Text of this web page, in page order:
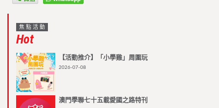
焦點活動
Hot
【活動推介】「小學雞」周圍玩
2026-07-08
澳門學聯七十五載愛國之路特刊